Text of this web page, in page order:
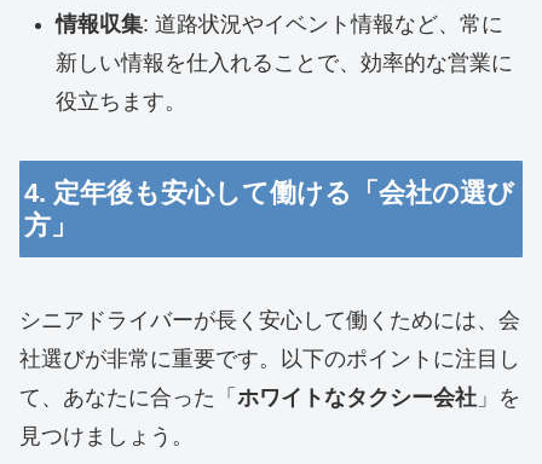
情報収集: 道路状況やイベント情報など、常に
新しい情報を仕入れることで、効率的な営業に
役立ちます。
4. 定年後も安心して働ける「会社の選び
方」
シニアドライバーが長く安心して働くためには、会
社選びが非常に重要です。以下のポイントに注目し
て、あなたに合った「 ホワイトなタクシー会社 」を
見つけましょう。